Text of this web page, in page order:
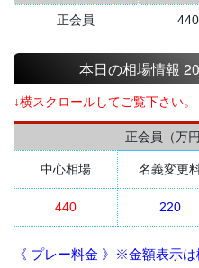
正会員
本日の相場情報
↓横スクロールしてご覧下さい。
正会員（万円
中心相場 名義変更
440 220
《 プレー料金 》※金額表示は